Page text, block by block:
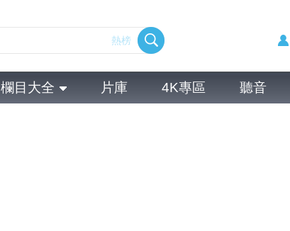
熱榜
欄目大全 片庫 4K專區 聽音